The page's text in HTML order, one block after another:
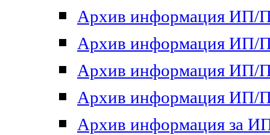
Архив информация ИП/
Архив информация ИП/
Архив информация ИП/
Архив информация ИП/
Архив информация за